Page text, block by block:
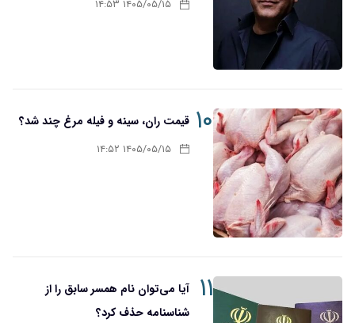
۱۴۰۵/۰۵/۱۵ ۱۴:۵۳
۱۰ قیمت ران، سینه و فیله مرغ چند شد؟
۱۴۰۵/۰۵/۱۵ ۱۴:۵۲
۱۱
آیا می‌توان نام همسر سابق را از
شناسنامه حذف کرد؟